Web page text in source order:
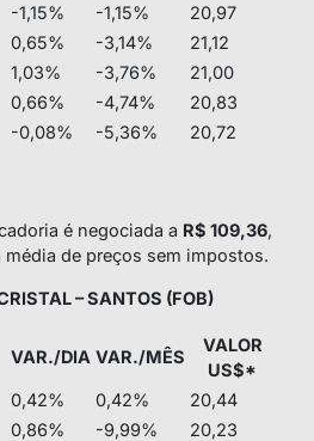
-1,15% -1,15%
20,97
0,65% -3,14%
21,12
1,03% -3,76%
21,00
0,66% -4,74%
20,83
-0,08% -5,36% 20,72
é negociada a R$ 109,36,
média de preços sem impostos.
– SANTOS (FOB)
VAR./DIA VAR./MÊS
VALOR
US$*
0,42% 0,42%
20,44
0,86% -9,99%
20,23